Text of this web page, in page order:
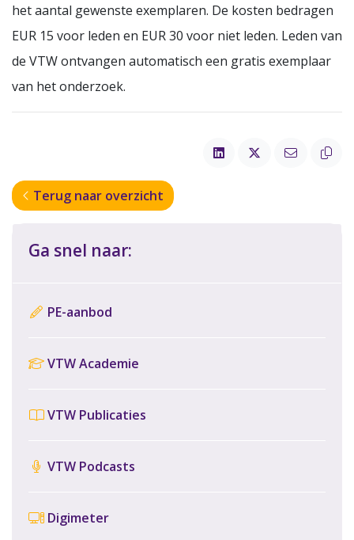
het aantal gewenste exemplaren. De kosten bedragen
EUR 15 voor leden en EUR 30 voor niet leden. Leden van
de VTW ontvangen automatisch een gratis exemplaar
van het onderzoek.
Terug naar overzicht
Ga snel naar:
PE-aanbod
VTW Academie
VTW Publicaties
VTW Podcasts
Digimeter